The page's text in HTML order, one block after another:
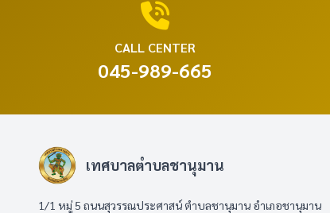
CALL CENTER
045-989-665
เทศบาลตำบลชานุมาน
1/1 หมู่ 5 ถนนสุวรรณประศาสน์ ตำบลชานุมาน อำเภอชานุมาน